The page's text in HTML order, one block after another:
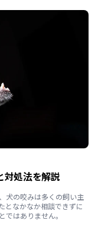
対処法を解説
犬の咬みは多くの飼い主
となかなか相談できずに
はありません。